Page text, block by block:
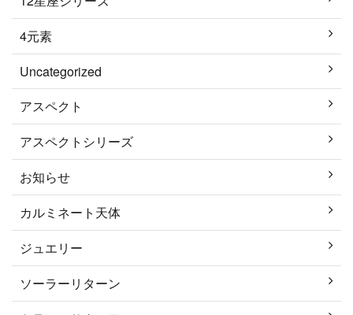
4元素
Uncategorized
アスペクト
アスペクトシリーズ
お知らせ
カルミネート天体
ジュエリー
ソーラーリターン